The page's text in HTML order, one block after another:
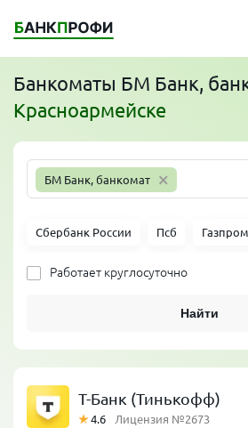
Банкоматы БМ Банк,
Красноармейске
БМ Банк, банкомат ×
Сбербанк России Псб
Работает круглосуточно
Найти
Т-Банк (Тинькофф)
4.6 Лицензия №2673